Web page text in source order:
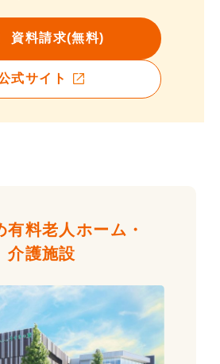
資料請求(無料)
式サイト
有料老人ホーム・
介護施設